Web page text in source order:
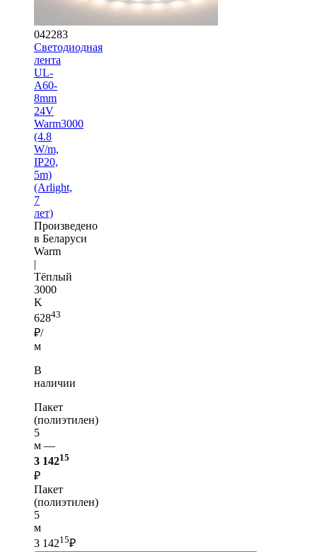
042283
Светодиодная
лента
UL-
A60-
8mm
24V
Warm3000
(4.8
W/m,
IP20,
5m)
(Arlight,
7
лет)
Произведено
в Беларуси
Warm
|
Тёплый
3000
K
62843
₽/
м
В
наличии
Пакет
(полиэтилен)
5
м —
3 14215
₽
Пакет
(полиэтилен)
5
м
3 14215₽